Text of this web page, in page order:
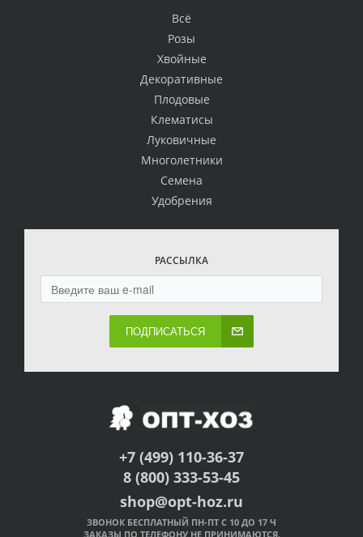
Всё
Розы
Хвойные
Декоративные
Плодовые
Клематисы
Луковичные
Многолетники
Семена
Удобрения
РАССЫЛКА
ПОДПИСАТЬСЯ
+7 (499) 110-36-37
8 (800) 333-53-45
shop@opt-hoz.ru
ЗВОНОК БЕСПЛАТНЫЙ ПН-ПТ С 10 ДО 17 Ч
ЗАКАЗЫ ПО ТЕЛЕФОНУ НЕ ПРИНИМАЮТСЯ.